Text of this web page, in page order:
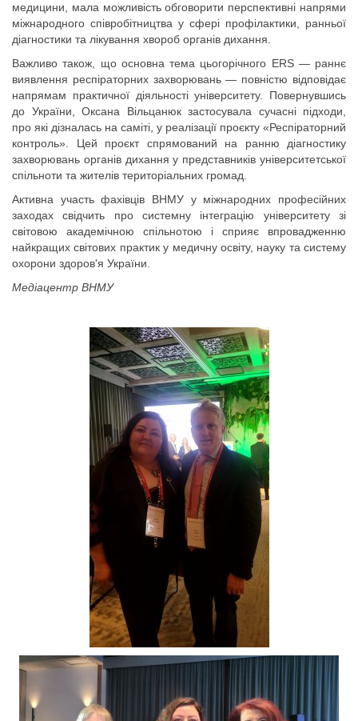
медицини, мала можливість обговорити перспективні напрями
міжнародного співробітництва у сфері профілактики, ранньої
діагностики та лікування хвороб органів дихання.
Важливо також, що основна тема цьогорічного ERS — раннє
виявлення респіраторних захворювань — повністю відповідає
напрямам практичної діяльності університету. Повернувшись
до України, Оксана Вільцанюк застосувала сучасні підходи,
про які дізналась на саміті, у реалізації проєкту «Респіраторний
контроль». Цей проєкт спрямований на ранню діагностику
захворювань органів дихання у представників університетської
спільноти та жителів територіальних громад.
Активна участь фахівців ВНМУ у міжнародних професійних
заходах свідчить про системну інтеграцію університету зі
світовою академічною спільнотою і сприяє впровадженню
найкращих світових практик у медичну освіту, науку та систему
охорони здоров'я України.
Медіацентр ВНМУ